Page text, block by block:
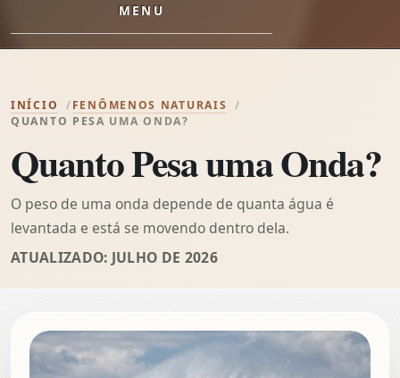
MENU
INÍCIO
FENÔMENOS NATURAIS
QUANTO PESA UMA ONDA?
Quanto Pesa uma Onda?
O peso de uma onda depende de quanta água é
levantada e está se movendo dentro dela.
ATUALIZADO: JULHO DE 2026